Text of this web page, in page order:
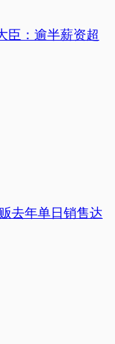
臣：逾半薪资超
去年单日销售达